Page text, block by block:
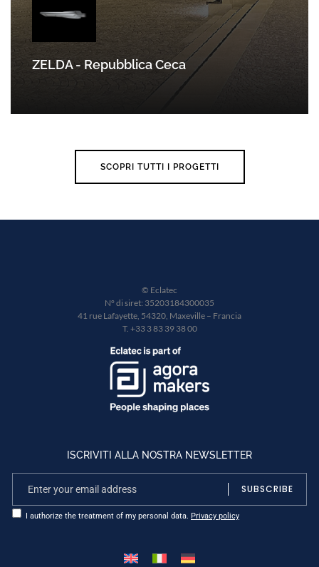
ZELDA - Repubblica Ceca
SCOPRI TUTTI I PROGETTI
© Eclatec
N° di siret: 35203184300035
41 rue Lafayette, 54320, Maxeville – Francia
T. +33 3 83 39 38 00
ISCRIVITI ALLA NOSTRA NEWSLETTER
SUBSCRIBE
I authorize the treatment of my personal data. Privacy policy